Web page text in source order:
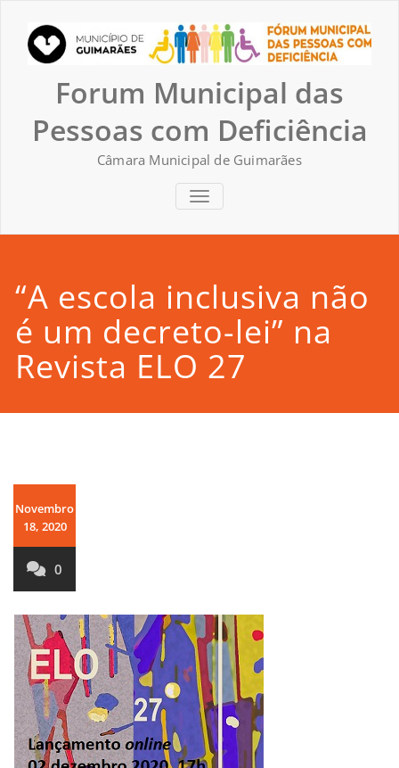
content
Forum Municipal das
Pessoas com Deficiência
Câmara Municipal de Guimarães
TOGGLE NAVIGATION
“A escola inclusiva não
é um decreto-lei” na
Revista ELO 27
Novembro
18, 2020
0